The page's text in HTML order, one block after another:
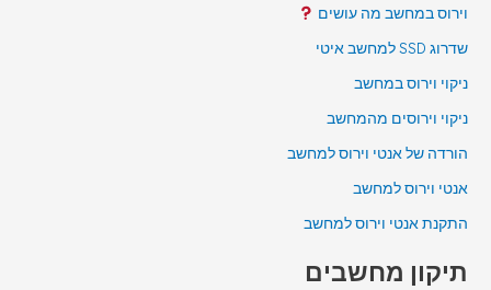
וירוס במחשב מה עושים
שדרוג SSD למחשב איטי
ניקוי וירוס במחשב
ניקוי וירוסים מהמחשב
הורדה של אנטי וירוס למחשב
אנטי וירוס למחשב
התקנת אנטי וירוס למחשב
תיקון מחשבים